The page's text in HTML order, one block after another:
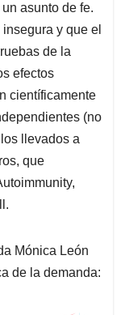
asunto de fe.
y que el
de la
efectos
científicamente
(no
llevados a
que
Mónica León
de la demanda: